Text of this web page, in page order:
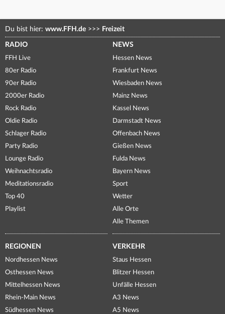
Du bist hier: www.FFH.de >>> Freizeit
RADIO
FFH Live
80er Radio
90er Radio
2000er Radio
Rock Radio
Oldie Radio
Schlager Radio
Party Radio
Lounge Radio
Weihnachtsradio
Meditationsradio
Top 40
Playlist
NEWS
Hessen News
Frankfurt News
Wiesbaden News
Mainz News
Kassel News
Darmstadt News
Offenbach News
Gießen News
Fulda News
Bayern News
Sport
Wetter
Alle Orte
Alle Themen
REGIONEN
Nordhessen News
Osthessen News
Mittelhessen News
Rhein-Main News
Südhessen News
VERKEHR
Staus Hessen
Blitzer Hessen
Unfälle Hessen
A3 News
A5 News